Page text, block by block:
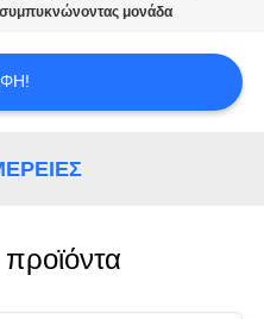
συμπυκνώνοντας μονάδα